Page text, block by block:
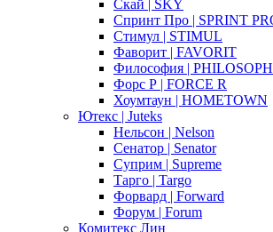
Скай | SKY
Спринт Про | SPRINT
Стимул | STIMUL
Фаворит | FAVORIT
Философия |
Форс Р | FORCE R
Хоумтаун | HOMETOWN
Ютекс | Juteks
Нельсон | Nelson
Сенатор | Senator
Суприм | Supreme
Тарго | Targo
Форвард | Forward
Форум | Forum
Комитекс Лин